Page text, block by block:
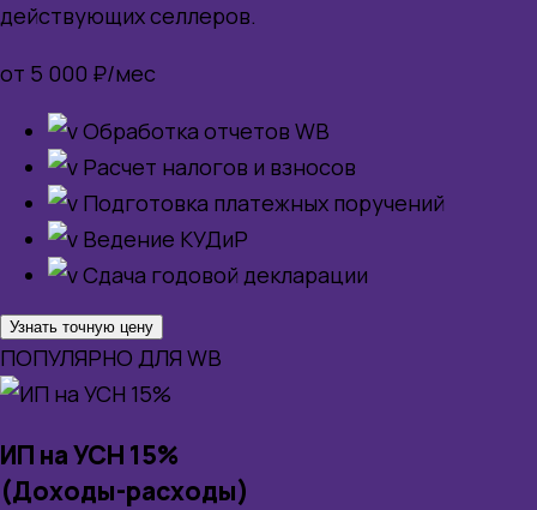
действующих селлеров.
от 5 000 ₽/мес
Обработка отчетов WB
Расчет налогов и взносов
Подготовка платежных поручений
Ведение КУДиР
Сдача годовой декларации
Узнать точную цену
ПОПУЛЯРНО ДЛЯ WB
ИП на УСН 15%
(Доходы-расходы)